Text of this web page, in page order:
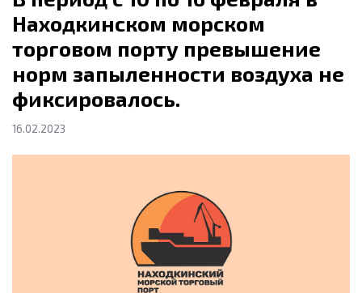
Находкинском морском
торговом порту превышение
норм запыленности воздуха не
фиксировалось.
16.02.2023